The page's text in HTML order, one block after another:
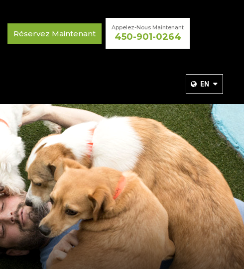
Réservez Maintenant
Appelez-Nous Maintenant
450-901-0264
EN